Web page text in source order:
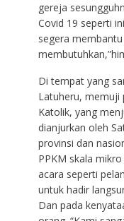
gereja
Covid 19 seperti
segera
Di tempat yang
Latuheru, memuji
Katolik, yang
dianjurkan oleh
provinsi dan
PPKM skala
acara seperti
untuk hadir
Dan pada